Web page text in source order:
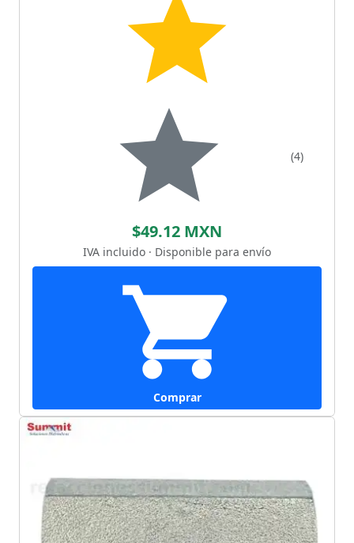
(4)
$49.12 MXN
IVA incluido · Disponible para envío
Comprar